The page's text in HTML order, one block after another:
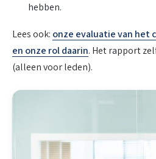
hebben.
Lees ook: onze evaluatie van het
en onze rol daarin. Het rapport
(alleen voor leden).